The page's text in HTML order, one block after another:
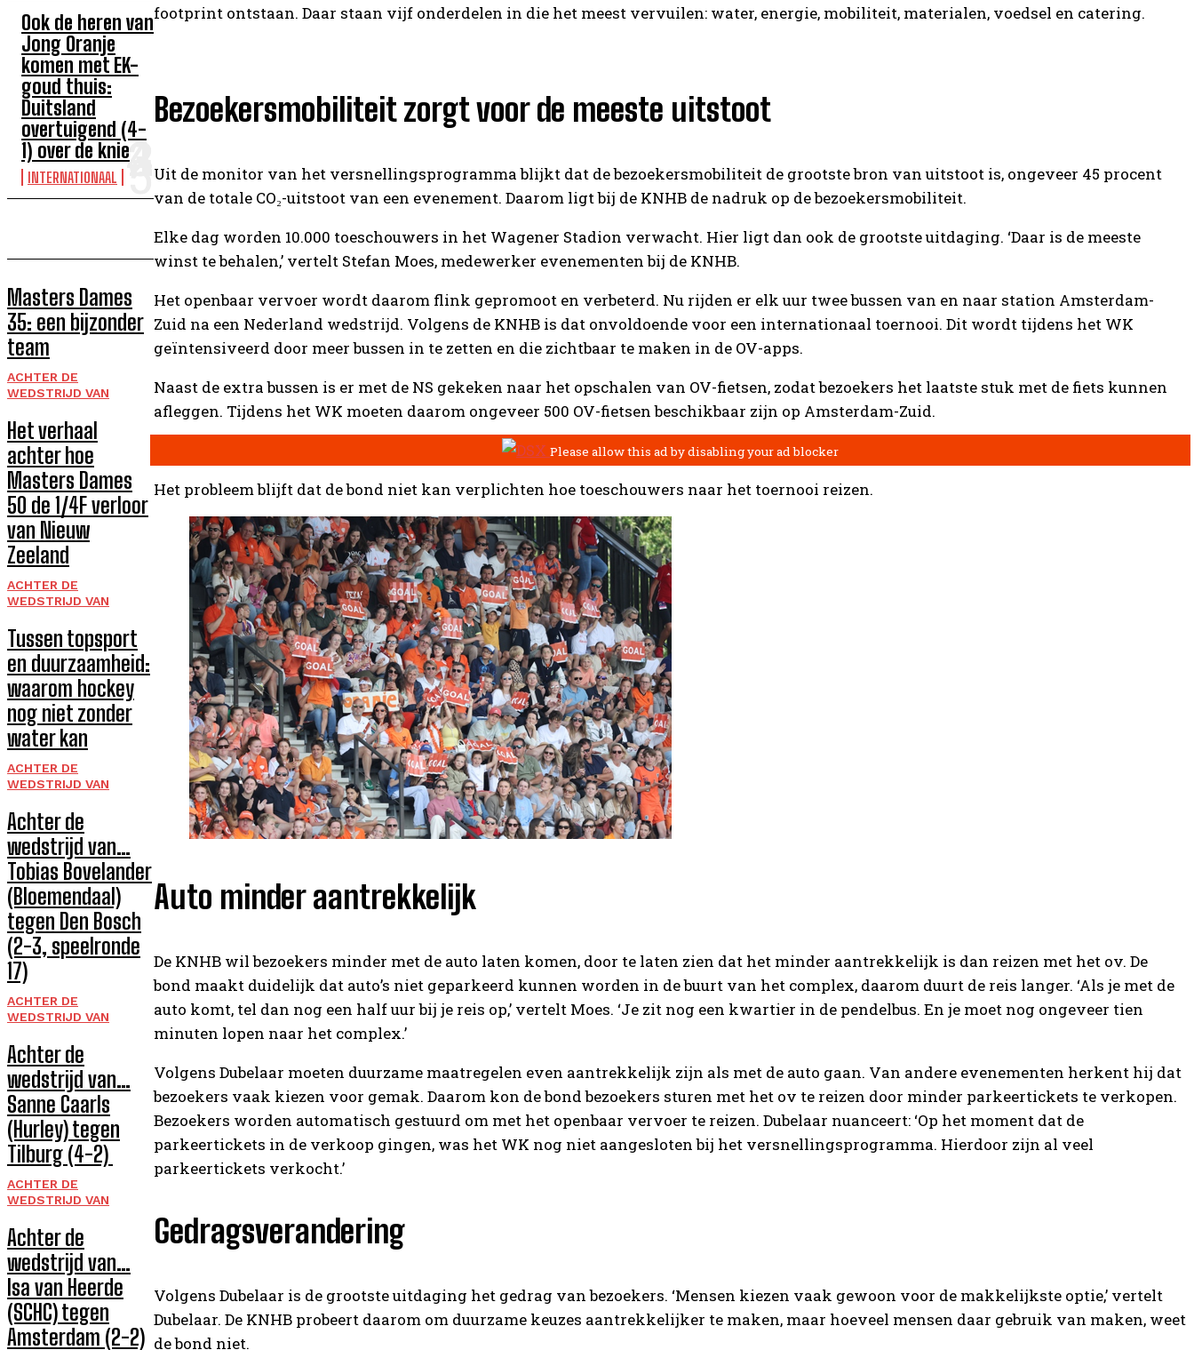
Ook de heren van
Jong Oranje
komen met EK-
goud thuis:
Duitsland
overtuigend (4-
1) over de knie
INTERNATIONAAL
Masters Dames
35: een bijzonder
team
ACHTER DE
WEDSTRIJD VAN
Het verhaal
achter hoe
Masters Dames
50 de 1/4F verloor
van Nieuw
Zeeland
ACHTER DE
WEDSTRIJD VAN
Tussen topsport
en duurzaamheid:
waarom hockey
nog niet zonder
water kan
ACHTER DE
WEDSTRIJD VAN
Achter de
wedstrijd van…
Tobias Bovelander
(Bloemendaal)
tegen Den Bosch
(2-3, speelronde
17)
ACHTER DE
WEDSTRIJD VAN
Achter de
wedstrijd van…
Sanne Caarls
(Hurley) tegen
Tilburg (4-2)
ACHTER DE
WEDSTRIJD VAN
Achter de
wedstrijd van…
Isa van Heerde
(SCHC) tegen
Amsterdam (2-2)
footprint ontstaan. Daar staan vijf onderdelen in die het meest vervuilen: water, energie, mobiliteit, materialen, voedsel en catering.
Bezoekersmobiliteit zorgt voor de meeste uitstoot
Uit de monitor van het versnellingsprogramma blijkt dat de bezoekersmobiliteit de grootste bron van uitstoot is, ongeveer 45 procent
van de totale CO₂-uitstoot van een evenement. Daarom ligt bij de KNHB de nadruk op de bezoekersmobiliteit.
Elke dag worden 10.000 toeschouwers in het Wagener Stadion verwacht. Hier ligt dan ook de grootste uitdaging. ‘Daar is de meeste
winst te behalen,’ vertelt Stefan Moes, medewerker evenementen bij de KNHB.
Het openbaar vervoer wordt daarom flink gepromoot en verbeterd. Nu rijden er elk uur twee bussen van en naar station Amsterdam-
Zuid na een Nederland wedstrijd. Volgens de KNHB is dat onvoldoende voor een internationaal toernooi. Dit wordt tijdens het WK
geïntensiveerd door meer bussen in te zetten en die zichtbaar te maken in de OV-apps.
Naast de extra bussen is er met de NS gekeken naar het opschalen van OV-fietsen, zodat bezoekers het laatste stuk met de fiets kunnen
afleggen. Tijdens het WK moeten daarom ongeveer 500 OV-fietsen beschikbaar zijn op Amsterdam-Zuid.
Het probleem blijft dat de bond niet kan verplichten hoe toeschouwers naar het toernooi reizen.
Auto minder aantrekkelijk
De KNHB wil bezoekers minder met de auto laten komen, door te laten zien dat het minder aantrekkelijk is dan reizen met het ov. De
bond maakt duidelijk dat auto’s niet geparkeerd kunnen worden in de buurt van het complex, daarom duurt de reis langer. ‘Als je met de
auto komt, tel dan nog een half uur bij je reis op,’ vertelt Moes. ‘Je zit nog een kwartier in de pendelbus. En je moet nog ongeveer tien
minuten lopen naar het complex.’
Volgens Dubelaar moeten duurzame maatregelen even aantrekkelijk zijn als met de auto gaan. Van andere evenementen herkent hij dat
bezoekers vaak kiezen voor gemak. Daarom kon de bond bezoekers sturen met het ov te reizen door minder parkeertickets te verkopen.
Bezoekers worden automatisch gestuurd om met het openbaar vervoer te reizen. Dubelaar nuanceert: ‘Op het moment dat de
parkeertickets in de verkoop gingen, was het WK nog niet aangesloten bij het versnellingsprogramma. Hierdoor zijn al veel
parkeertickets verkocht.’
Gedragsverandering
Volgens Dubelaar is de grootste uitdaging het gedrag van bezoekers. ‘Mensen kiezen vaak gewoon voor de makkelijkste optie,’ vertelt
Dubelaar. De KNHB probeert daarom om duurzame keuzes aantrekkelijker te maken, maar hoeveel mensen daar gebruik van maken, weet
de bond niet.